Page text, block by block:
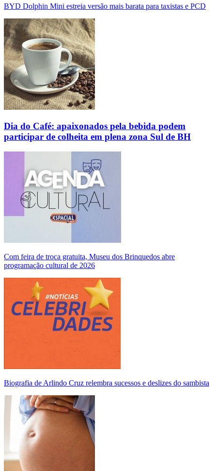
BYD Dolphin Mini estreia versão mais barata para taxistas e PCD
Dia do Café: apaixonados pela bebida podem
participar de colheita em plena zona Sul de BH
Com feira de troca gratuita, Museu dos Brinquedos abre
programação cultural de 2026
Biografia de Arlindo Cruz relembra sucessos e deslizes do sambista